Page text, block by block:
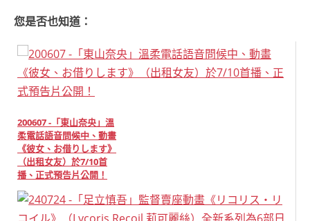
您是否也知道：
200607 -「東山奈央」溫
柔電話語音問候中、動畫
《彼女、お借りします》
（出租女友）於7/10首
播、正式預告片公開！